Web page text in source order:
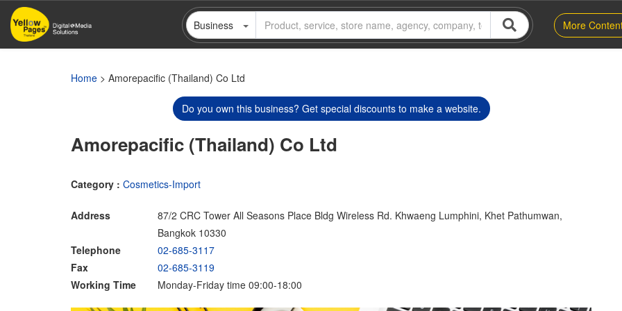
Skip
main
Business More
Home > Amorepacific (Thailand) Co Ltd
Do you own this business? Get special discounts to make a website.
Amorepacific (Thailand) Co Ltd
Category : Cosmetics-Import
Address
87/2 CRC Tower All Seasons Place Bldg Wireless Rd. Khwaeng Lumphini, Khet Pathumwan,
Bangkok 10330
Telephone
02-685-3117
Fax
02-685-3119
Working Time
Monday-Friday time 09:00-18:00